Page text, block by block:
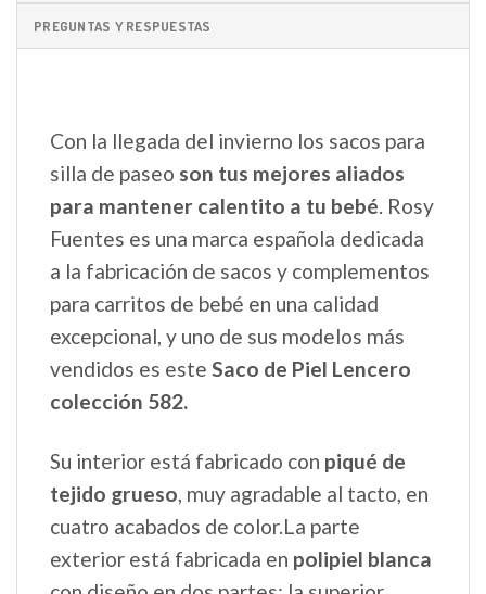
PREGUNTAS Y RESPUESTAS
Con la llegada del invierno los sacos para
silla de paseo son tus mejores aliados
para mantener calentito a tu bebé. Rosy
Fuentes es una marca española dedicada
a la fabricación de sacos y complementos
para carritos de bebé en una calidad
excepcional, y uno de sus modelos más
vendidos es este Saco de Piel Lencero
colección 582.
Su interior está fabricado con piqué de
tejido grueso, muy agradable al tacto, en
cuatro acabados de color.La parte
exterior está fabricada en polipiel blanca